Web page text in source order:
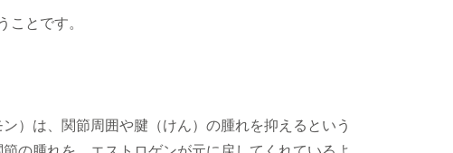
ことです。
）は、関節周囲や腱（けん）の腫れを抑えるという